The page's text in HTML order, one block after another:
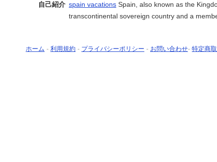
自己紹介 spain vacations Spain, also known as the
transcontinental sovereign country and a
ホーム - 利用規約 - プライバシーポリシー - お問い合わせ- 特定商